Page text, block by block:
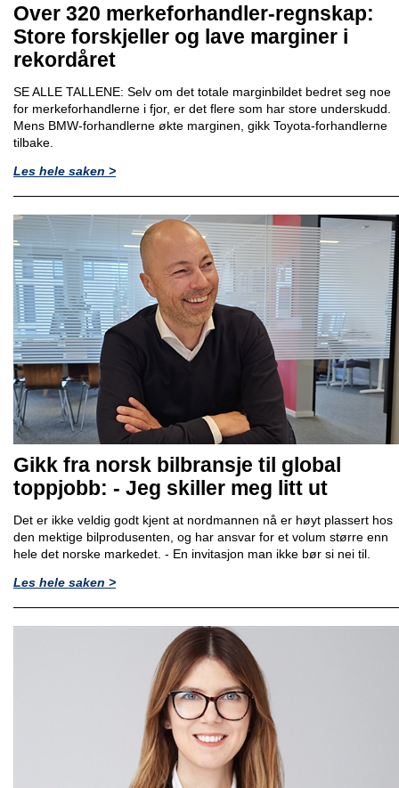
Over 320 merkeforhandler-regnskap:
Store forskjeller og lave marginer i
rekordåret
SE ALLE TALLENE: Selv om det totale marginbildet bedret seg noe
for merkeforhandlerne i fjor, er det flere som har store underskudd.
Mens BMW-forhandlerne økte marginen, gikk Toyota-forhandlerne
tilbake.
Les hele saken >
Gikk fra norsk bilbransje til global
toppjobb: - Jeg skiller meg litt ut
Det er ikke veldig godt kjent at nordmannen nå er høyt plassert hos
den mektige bilprodusenten, og har ansvar for et volum større enn
hele det norske markedet. - En invitasjon man ikke bør si nei til.
Les hele saken >